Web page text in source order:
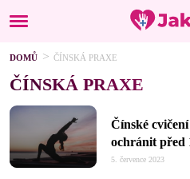
DOMŮ ČÍNSKÁ PRAXE
ČÍNSKÁ PRAXE
Čínské
ochránit před
5. července 2023